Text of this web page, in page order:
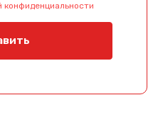
конфиденциальности